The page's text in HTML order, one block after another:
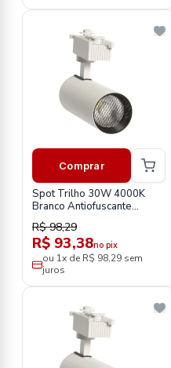
Comprar
Spot Trilho 30W 4000K
Branco Antiofuscante
Stb303542
R$ 98,29
R$ 93,38no pix
ou 1x de R$ 98,29 sem
juros